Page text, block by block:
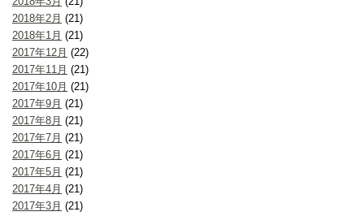
2018年2月 (21)
2018年1月 (21)
2017年12月 (22)
2017年11月 (21)
2017年10月 (21)
2017年9月 (21)
2017年8月 (21)
2017年7月 (21)
2017年6月 (21)
2017年5月 (21)
2017年4月 (21)
2017年3月 (21)